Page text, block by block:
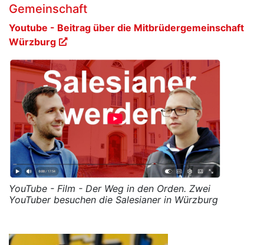
Gemeinschaft
Youtube - Beitrag über die Mitbrüdergemeinschaft
Würzburg
YouTube - Film - Der Weg in den Orden. Zwei
YouTuber besuchen die Salesianer in Würzburg